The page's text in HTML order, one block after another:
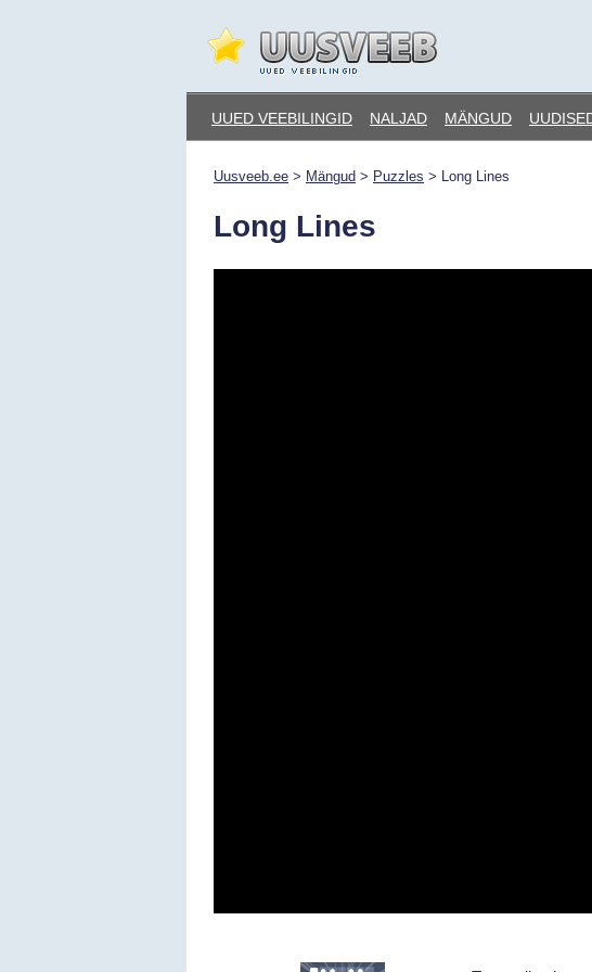
content
UUED VEEBILINGID NALJAD MÄNGUD
Uusveeb.ee > Mängud > Puzzles > Long Lines
Long Lines